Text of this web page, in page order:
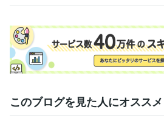
このブログを見た人にオススメ